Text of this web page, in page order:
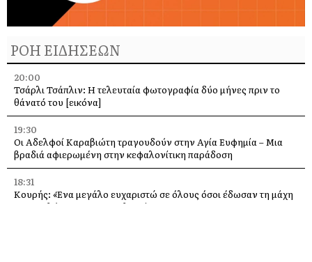
ΡΟΗ ΕΙΔΗΣΕΩΝ
20:00
Τσάρλι Τσάπλιν: Η τελευταία φωτογραφία δύο μήνες πριν το
θάνατό του [εικόνα]
19:30
Οι Αδελφοί Καραβιώτη τραγουδούν στην Αγία Ευφημία – Μια
βραδιά αφιερωμένη στην κεφαλονίτικη παράδοση
18:31
Κουρής: «Ένα μεγάλο ευχαριστώ σε όλους όσοι έδωσαν τη μάχη
με τις φλόγες στην Κεφαλονιά»